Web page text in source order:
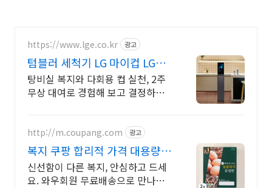
https://www.lge.co.kr 광고
텀블러 세척기 LG 마이컵 LG마
이컵 무상대여신청
탕비실 복지와 다회용 컵 실천, 2주
무상 대여로 경험해 보고 결정하세
http://m.coupang.com 광고
복지 쿠팡 합리적 가격 대용량
계란
신선함이 다른 복지, 안심하고 드세
요. 와우회원 무료배송으로 만나보